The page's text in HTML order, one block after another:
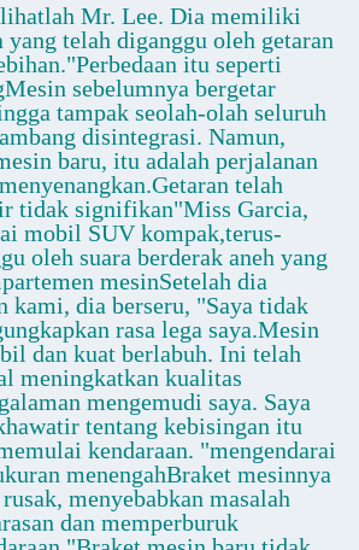
lihatlah Mr. Lee. Dia memiliki
yang telah diganggu oleh getaran
itu seperti
sebelumnya bergetar
tampak seolah-olah seluruh
disintegrasi. Namun,
baru, itu adalah perjalanan
telah
tidak signifikan"Miss Garcia,
mobil SUV kompak,terus-
oleh suara berderak aneh yang
mesinSetelah dia
kami, dia berseru, "Saya tidak
rasa lega saya.Mesin
dan kuat berlabuh. Ini telah
meningkatkan kualitas
mengemudi saya. Saya
tentang kebisingan itu
kendaraan. "mengendarai
menengahBraket mesinnya
menyebabkan masalah
dan memperburuk